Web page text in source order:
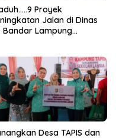
Proyek
Jalan di Dinas
Bandar Lampung
Desa TAPIS dan